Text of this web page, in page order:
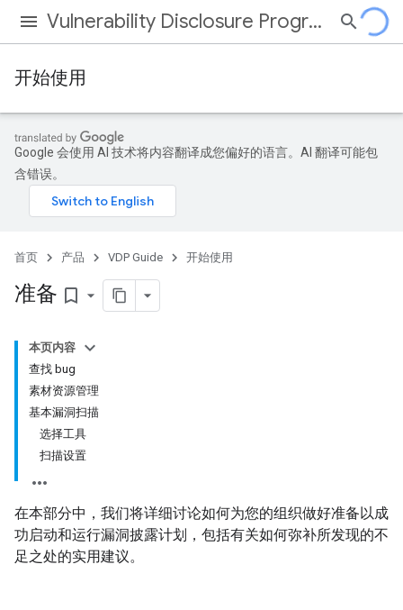
Vulnerability Disclosure Program
开始使用
Google 会使用 AI 技术将内容翻译成您偏好的语言。AI 翻译可能包
含错误。
首页 产品 VDP Guide 开始使用
准备 bookmark_border
本页内容
查找 bug
素材资源管理
基本漏洞扫描
选择工具
扫描设置
在本部分中，我们将详细讨论如何为您的组织做好准备以成
功启动和运行漏洞披露计划，包括有关如何弥补所发现的不
足之处的实用建议。